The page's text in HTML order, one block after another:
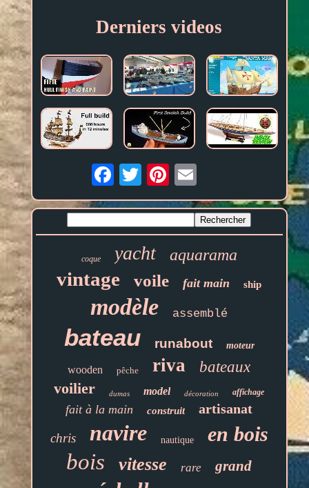
Derniers videos
Email
coque yacht aquarama
vintage voile fait main ship
modèle assemblé
bateau runabout moteur
wooden pêche riva
bateaux
voilier
dumas model décoration affichage
fait à la main construit artisanat
chris navire nautique en bois
bois vitesse rare grand